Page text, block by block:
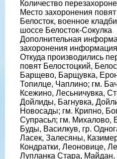
Количество
Место захоронения
Белосток, военное
шоссе Белосток-Сокулка
Дополнительная
захоронения информация
Откуда производились
повят Белостоцкий,
Барщево, Барщувка,
Топилце, Чаплино; гм.
Ксежино, Лесьничувка,
Дойлиды, Багнувка,
Новосады; гм. Крипно,
Супрасьл; гм. Михалово,
Буды, Василкув, гр.
Ласек, Залесяны,
Кондратки, Леоновице,
Лупланка Стара,